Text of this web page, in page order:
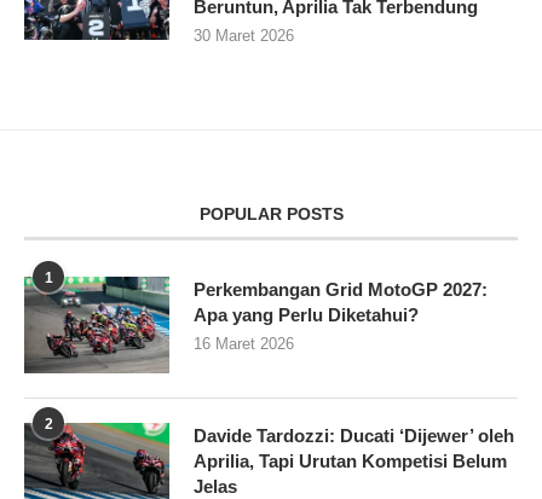
Beruntun, Aprilia Tak Terbendung
30 Maret 2026
POPULAR POSTS
1
Perkembangan Grid MotoGP 2027:
Apa yang Perlu Diketahui?
16 Maret 2026
2
Davide Tardozzi: Ducati ‘Dijewer’ oleh
Aprilia, Tapi Urutan Kompetisi Belum
Jelas